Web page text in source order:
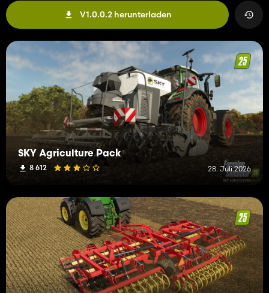
V1.0.0.2 herunterladen
SKY Agriculture Pack
8 612 28. Juli 2026